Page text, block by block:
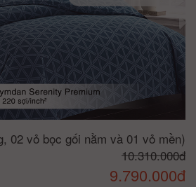
02 vỏ bọc gối nằm và 01 vỏ mền)
10.310.000đ
9.790.000đ